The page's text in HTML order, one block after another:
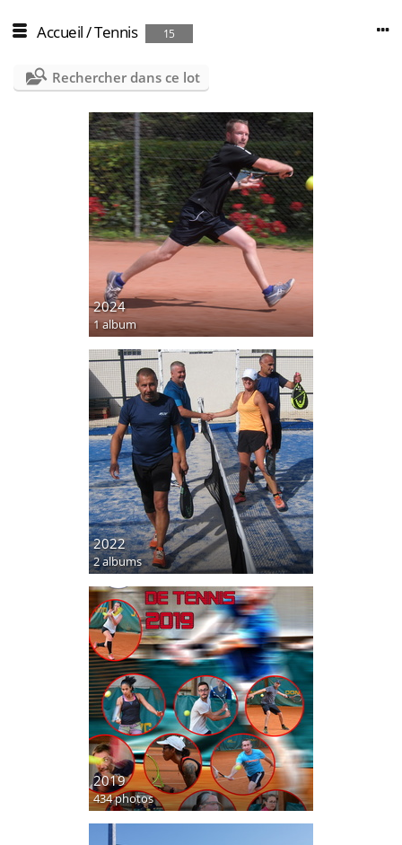
Accueil/Tennis 15
Rechercher dans ce lot
2024
1 album
2022
2 albums
2019
434 photos